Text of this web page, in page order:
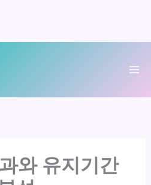
와 유지기간